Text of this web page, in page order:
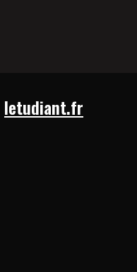
letudiant.fr